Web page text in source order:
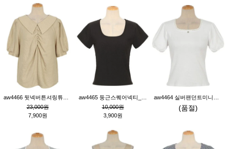
23,000원
7,900원
10,000원
3,900원
(품절)